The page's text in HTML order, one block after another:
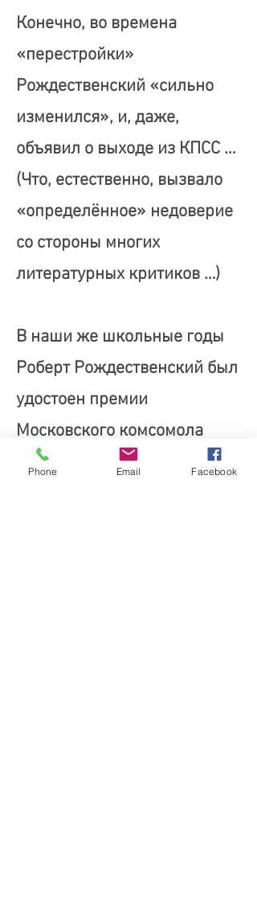
Конечно, во времена
«перестройки»
Рождественский «сильно
изменился», и, даже,
объявил о выходе из КПСС …
(Что, естественно, вызвало
«определённое» недоверие
со стороны многих
литературных критиков …)
В наши же школьные годы
Роберт Рождественский был
удостоен премии
Московского комсомола
(1970) и премии Ленинского
Phone Email Facebook